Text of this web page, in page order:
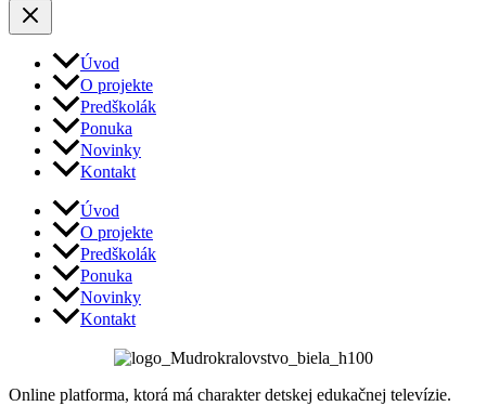
Úvod
O projekte
Predškolák
Ponuka
Novinky
Kontakt
Úvod
O projekte
Predškolák
Ponuka
Novinky
Kontakt
Online platforma, ktorá má charakter detskej edukačnej televízie.